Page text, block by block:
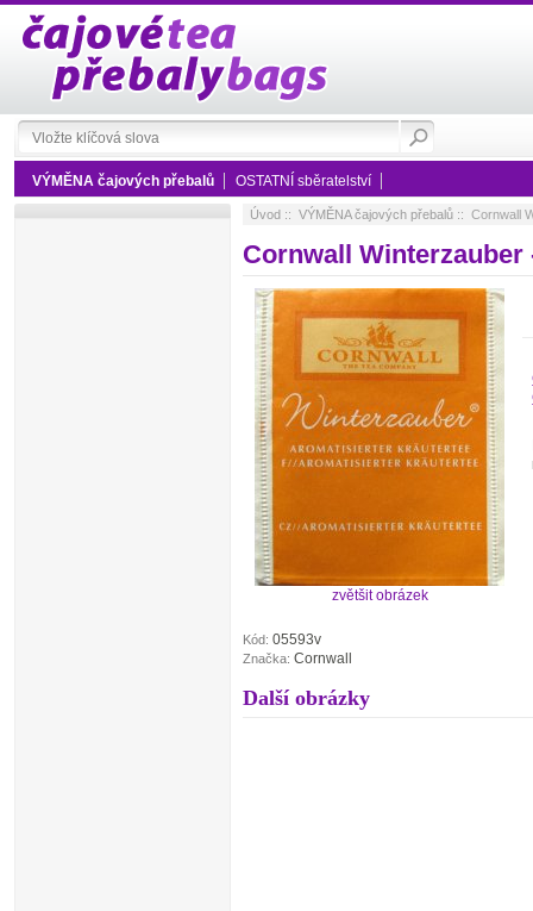
VÝMĚNA čajových přebalů OSTATNÍ sběratelství
Úvod :: VÝMĚNA čajových přebalů :: Cornwall
Cornwall Winterzauber
zvětšit obrázek
Kód: 05593v
Značka: Cornwall
Další obrázky